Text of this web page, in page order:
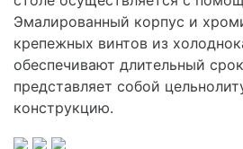
Эмалированный корпус и
крепежных винтов из
обеспечивают длительный
представляет собой
конструкцию.